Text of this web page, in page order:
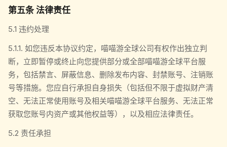
第五条 法律责任
5.1 违约处理
5.1.1. 如您违反本协议约定，喵喵游全球公司有权作出独立判
断，立即暂停或终止向您提供部分或全部喵喵游全球平台服
务，包括禁言、屏蔽信息、删除发布内容、封禁账号、注销账
号等措施。您应自行承担自身损失（包括但不限于虚拟财产清
空、无法正常使用账号及相关喵喵游全球平台服务、无法正常
获取您账号内资产或其他权益等），以及相应法律责任。
5.2 责任承担